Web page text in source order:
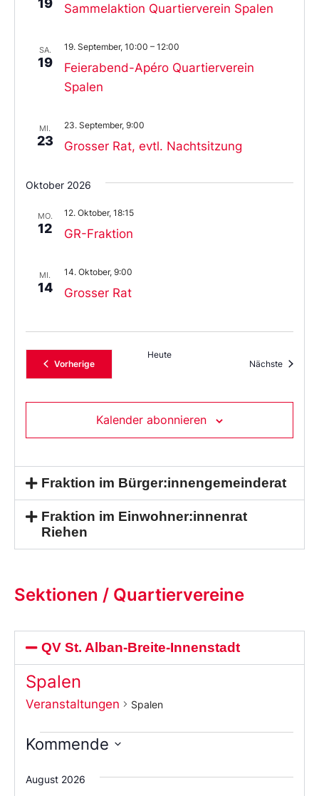
19 Sammelaktion Quartierverein Spalen
SA.
19
Feierabend-Apéro Quartierverein
Spalen
19. September, 10:00 – 12:00
MI.
23 Grosser Rat, evtl. Nachtsitzung
23. September, 9:00
Oktober 2026
MO.
12 GR-Fraktion
12. Oktober, 18:15
MI.
14 Grosser Rat
14. Oktober, 9:00
VorherigeVeranstaltungen
Heute
Nächste
Kalender abonnieren
Fraktion im Bürger:innengemeinderat
Fraktion im Einwohner:innenrat
Riehen
Sektionen / Quartiervereine
QV St. Alban-Breite-Innenstadt
Spalen
Veranstaltungen Spalen
Kommende
Sie
das
August 2026